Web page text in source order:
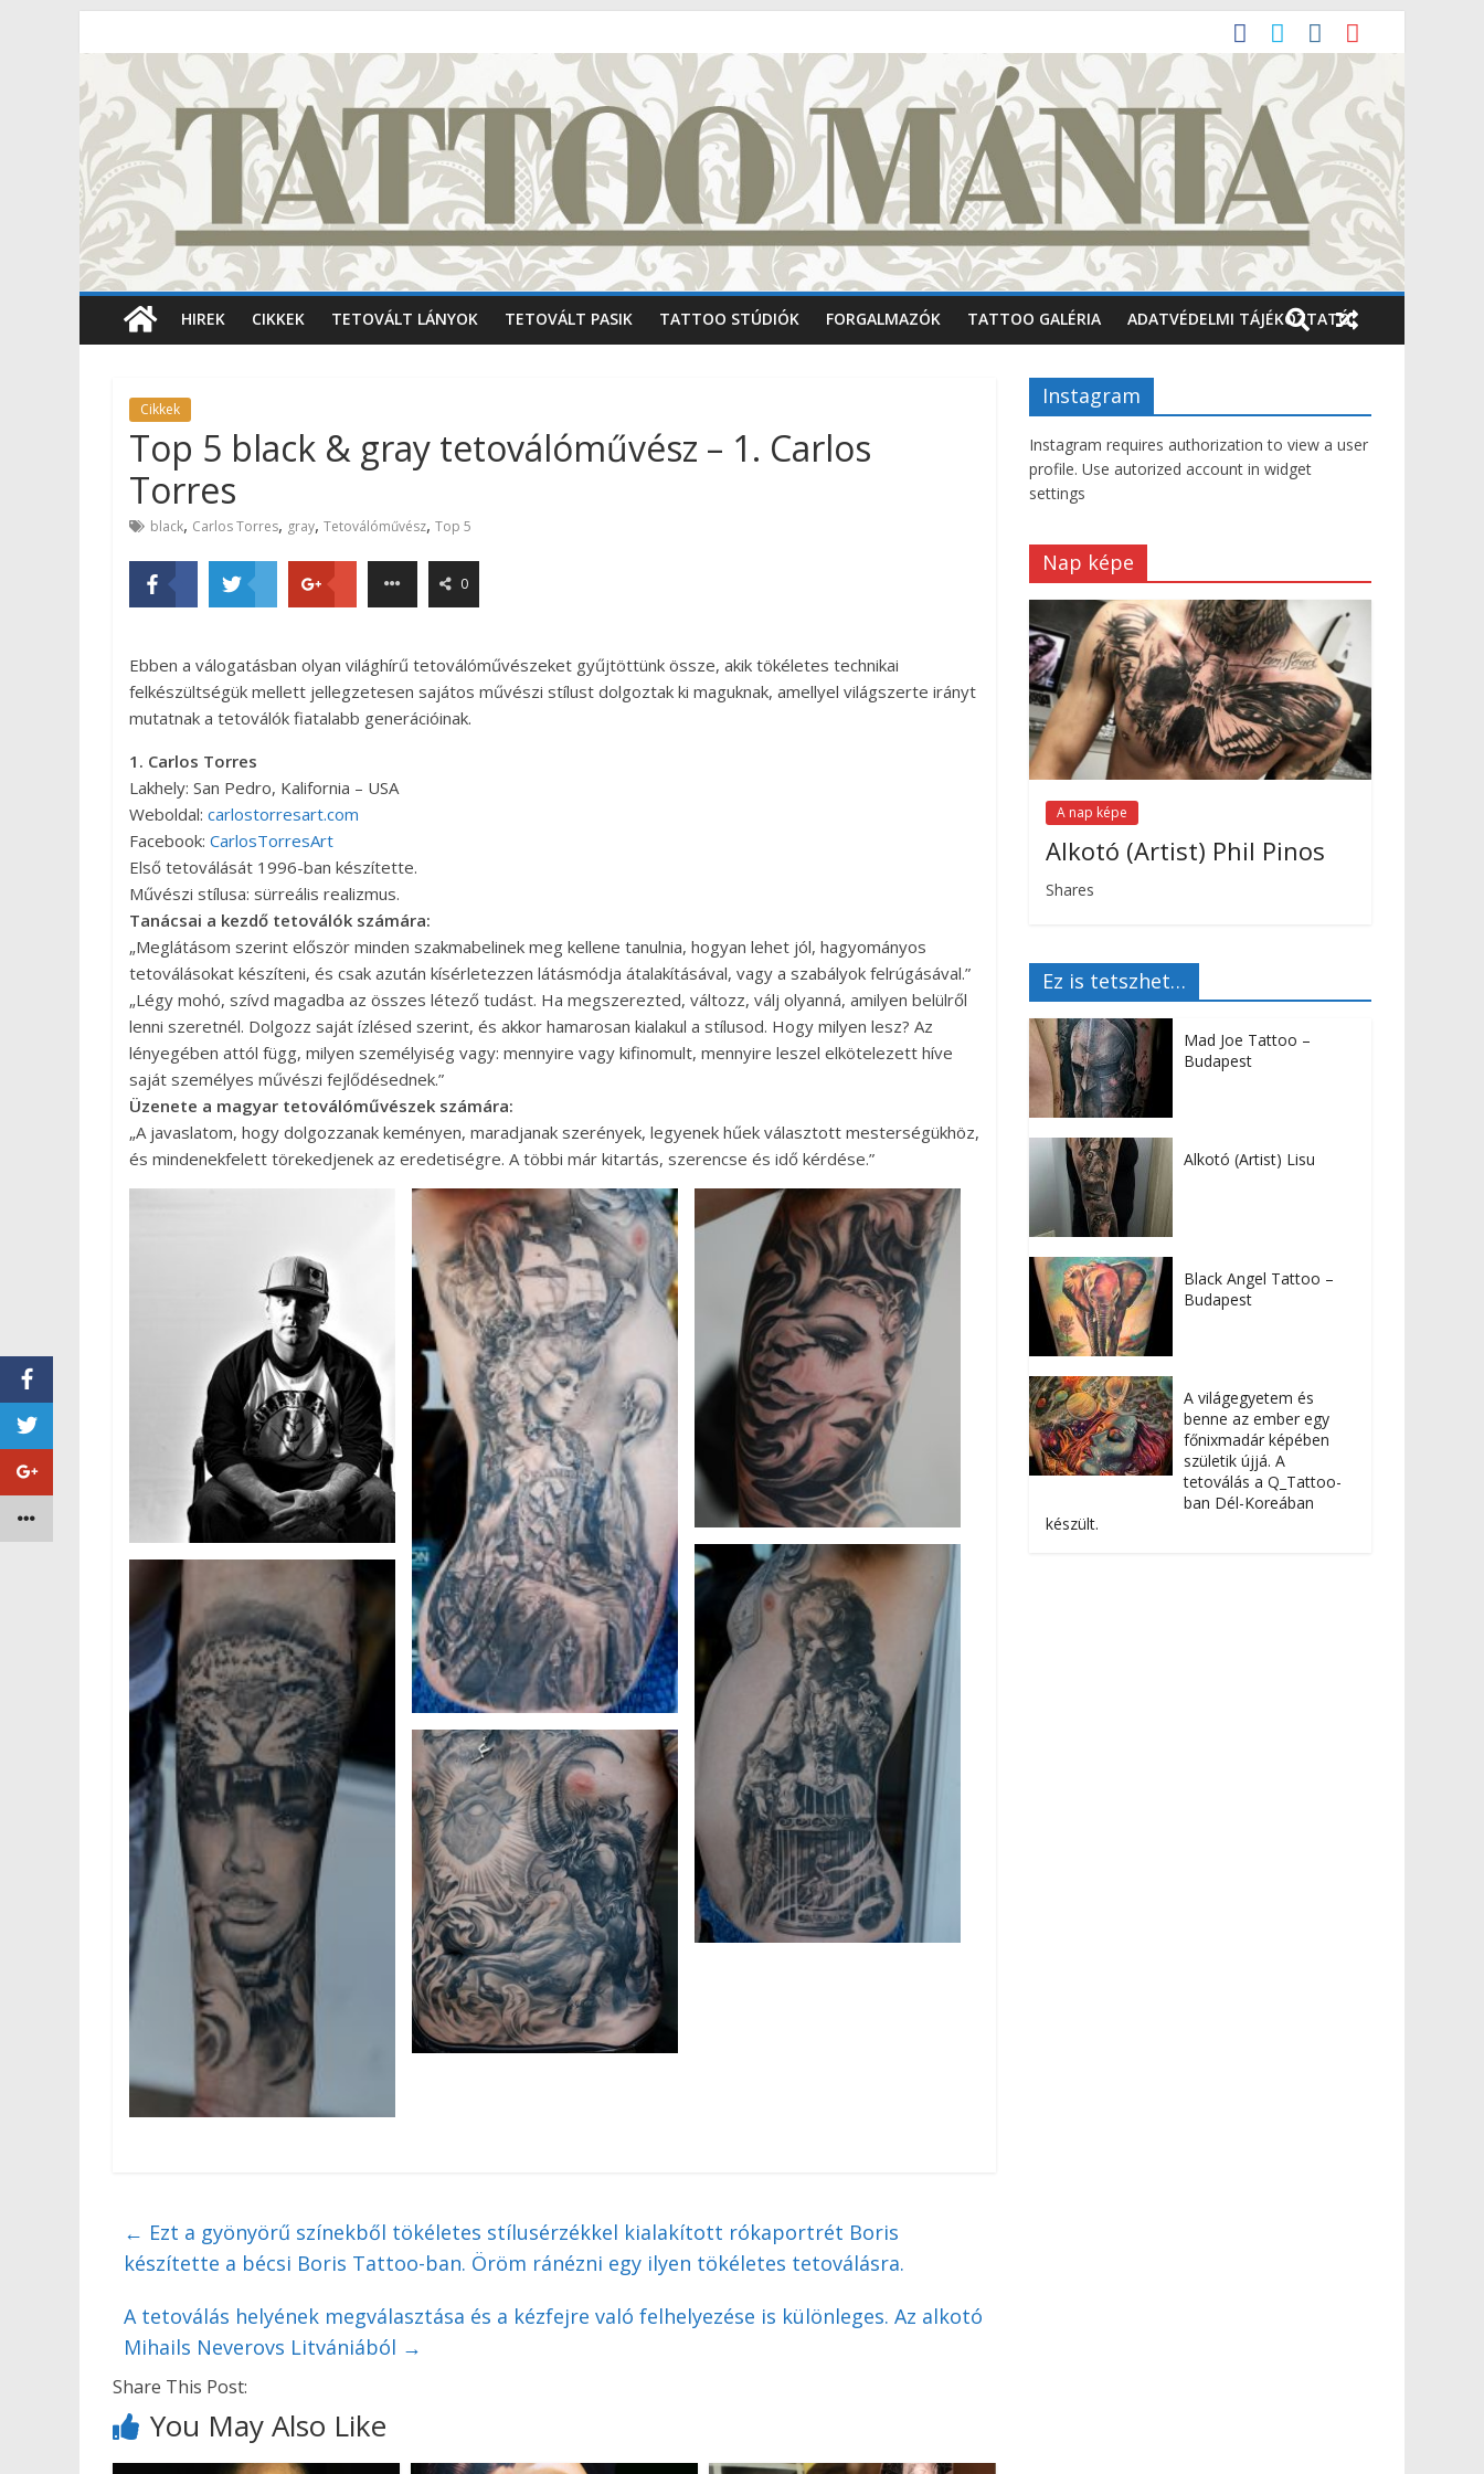
HIREK CIKKEK TETOVÁLT LÁNYOK TETOVÁLT PASIK TATTOO STÚDIÓK FORGALMAZÓK TATTOO GALÉRIA ADATVÉDELMI TÁJÉKOZTATÓ
Cikkek
Top 5 black & gray tetoválóművész – 1. Carlos
Torres
black, Carlos Torres, gray, Tetoválóművész, Top 5
0
Ebben a válogatásban olyan világhírű tetoválóművészeket gyűjtöttünk össze, akik tökéletes technikai
felkészültségük mellett jellegzetesen sajátos művészi stílust dolgoztak ki maguknak, amellyel világszerte irányt
mutatnak a tetoválók fiatalabb generációinak.
1. Carlos Torres
Lakhely: San Pedro, Kalifornia – USA
Weboldal: carlostorresart.com
Facebook: CarlosTorresArt
Első tetoválását 1996-ban készítette.
Művészi stílusa: sürreális realizmus.
Tanácsai a kezdő tetoválók számára:
„Meglátásom szerint először minden szakmabelinek meg kellene tanulnia, hogyan lehet jól, hagyományos
tetoválásokat készíteni, és csak azután kísérletezzen látásmódja átalakításával, vagy a szabályok felrúgásával.”
„Légy mohó, szívd magadba az összes létező tudást. Ha megszerezted, változz, válj olyanná, amilyen belülről
lenni szeretnél. Dolgozz saját ízlésed szerint, és akkor hamarosan kialakul a stílusod. Hogy milyen lesz? Az
lényegében attól függ, milyen személyiség vagy: mennyire vagy kifinomult, mennyire leszel elkötelezett híve
saját személyes művészi fejlődésednek.”
Üzenete a magyar tetoválóművészek számára:
„A javaslatom, hogy dolgozzanak keményen, maradjanak szerények, legyenek hűek választott mesterségükhöz,
és mindenekfelett törekedjenek az eredetiségre. A többi már kitartás, szerencse és idő kérdése.”
← Ezt a gyönyörű színekből tökéletes stílusérzékkel kialakított rókaportrét Boris
készítette a bécsi Boris Tattoo-ban. Öröm ránézni egy ilyen tökéletes tetoválásra.
A tetoválás helyének megválasztása és a kézfejre való felhelyezése is különleges. Az alkotó
Mihails Neverovs Litvániából →
Share This Post:
You May Also Like
Instagram
Instagram requires authorization to view a user
profile. Use autorized account in widget
settings
Nap képe
A nap képe
Alkotó (Artist) Phil Pinos
Shares
Ez is tetszhet…
Mad Joe Tattoo –
Budapest
Alkotó (Artist) Lisu
Black Angel Tattoo –
Budapest
A világegyetem és
benne az ember egy
főnixmadár képében
születik újjá. A
tetoválás a Q_Tattoo-
ban Dél-Koreában
készült.